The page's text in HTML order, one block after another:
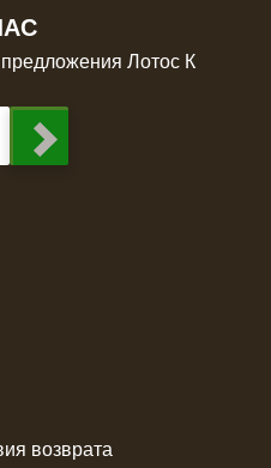
Лотос К
возврата